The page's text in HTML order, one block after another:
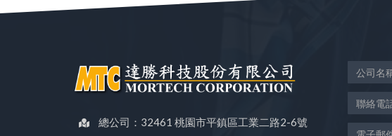
總公司：32461 桃園市平鎮區工業二路2-6號